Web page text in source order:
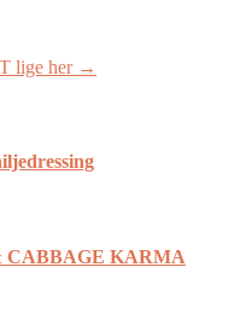
lige her →
CABBAGE KARMA